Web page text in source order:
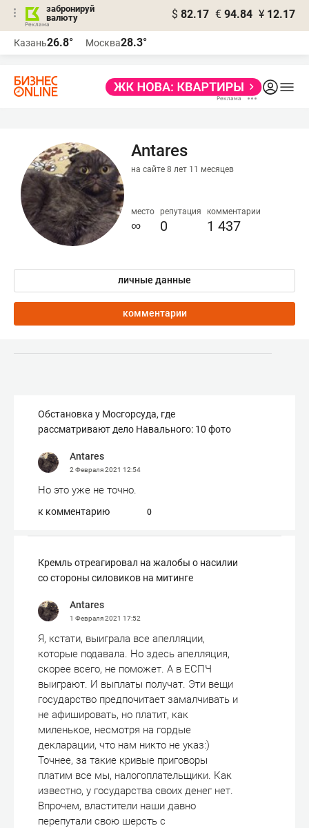
забронируй
валюту
$ 82.17 € 94.84 ¥ 12.17
Казань26.8° Москва28.3°
Antares
на сайте 8 лет 11 месяцев
место
∞
репутация
0
комментарии
1 437
личные данные
комментарии
Обстановка у Мосгорсуда, где
рассматривают дело Навального: 10 фото
Antares
2 Февраля 2021 12:54
Но это уже не точно.
к комментарию 0
Кремль отреагировал на жалобы о насилии
со стороны силовиков на митинге
Antares
1 Февраля 2021 17:52
Я, кстати, выиграла все апелляции,
которые подавала. Но здесь апелляция,
скорее всего, не поможет. А в ЕСПЧ
выиграют. И выплаты получат. Эти вещи
государство предпочитает замалчивать и
не афишировать, но платит, как
миленькое, несмотря на гордые
декларации, что нам никто не указ:)
Точнее, за такие кривые приговоры
платим все мы, налогоплательщики. Как
известно, у государства своих денег нет.
Впрочем, властители наши давно
перепутали свою шерсть с